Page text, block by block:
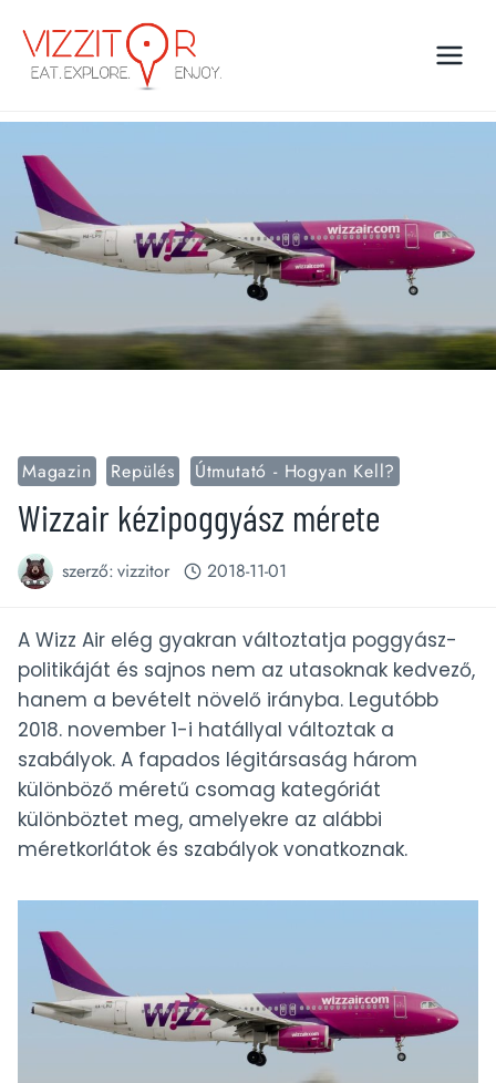
content
Magazin Repülés Útmutató - Hogyan Kell?
Wizzair kézipoggyász mérete
szerző:vizzitor 2018-11-01
A Wizz Air elég gyakran változtatja poggyász-
politikáját és sajnos nem az utasoknak kedvező,
hanem a bevételt növelő irányba. Legutóbb
2018. november 1-i hatállyal változtak a
szabályok. A fapados légitársaság három
különböző méretű csomag kategóriát
különböztet meg, amelyekre az alábbi
méretkorlátok és szabályok vonatkoznak.